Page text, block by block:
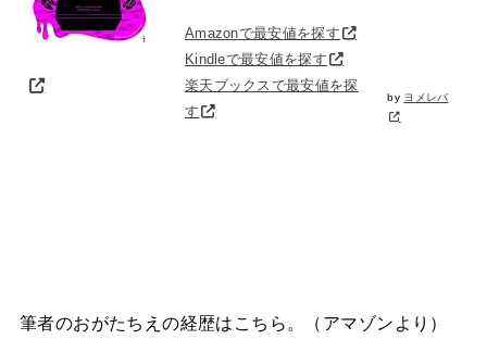
Amazonで最安値を探す
Kindleで最安値を探す
楽天ブックスで最安値を探
す
by ヨメレバ
筆者のおがたちえの経歴はこちら。（アマゾンより）